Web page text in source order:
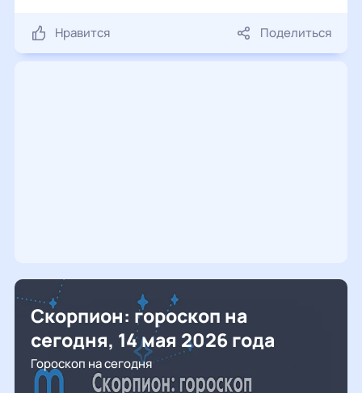
Нравится Поделиться
Скорпион: гороскоп на
сегодня, 14 мая 2026 года
Гороскоп на сегодня